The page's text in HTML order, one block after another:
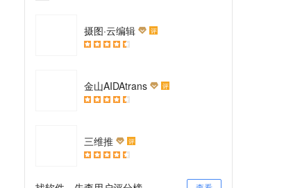
摄图·云编辑 评
金山AIDAtrans 评
三维推 评